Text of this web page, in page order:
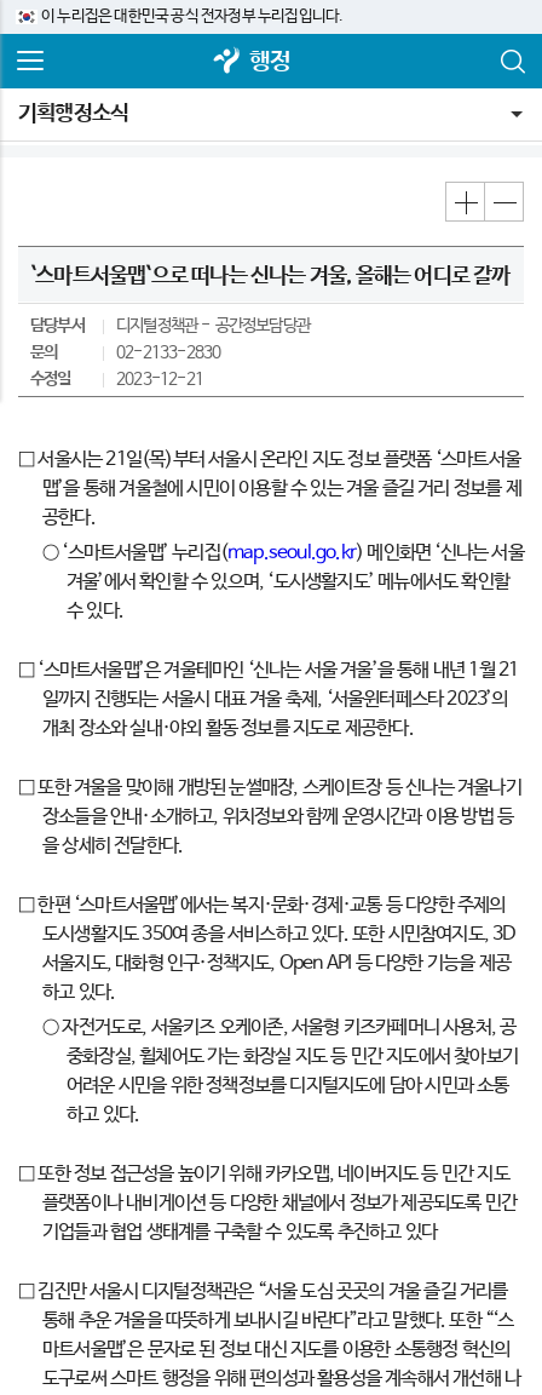
이 누리집은 대한민국 공식 전자정부 누리집입니다.
행정
기획행정소식
`스마트서울맵`으로 떠나는 신나는 겨울, 올해는 어디로 갈까
담당부서 디지털정책관
공간정보담당관
문의
02-2133-2830
수정일
2023-12-21
□ 서울시는 21일(목)부터 서울시 온라인 지도 정보 플랫폼 ‘스마트서울
맵’을 통해 겨울철에 시민이 이용할 수 있는 겨울 즐길 거리 정보를 제
공한다.
○ ‘스마트서울맵’ 누리집(map.seoul.go.kr) 메인화면 ‘신나는 서울
겨울’에서 확인할 수 있으며, ‘도시생활지도’ 메뉴에서도 확인할
수 있다.
□ ‘스마트서울맵’은 겨울테마인 ‘신나는 서울 겨울’을 통해 내년 1월 21
일까지 진행되는 서울시 대표 겨울 축제, ‘서울윈터페스타 2023’의
개최 장소와 실내·야외 활동 정보를 지도로 제공한다.
□ 또한 겨울을 맞이해 개방된 눈썰매장, 스케이트장 등 신나는 겨울나기
장소들을 안내·소개하고, 위치정보와 함께 운영시간과 이용 방법 등
을 상세히 전달한다.
□ 한편 ‘스마트서울맵’에서는 복지·문화·경제·교통 등 다양한 주제의
도시생활지도 350여 종을 서비스하고 있다. 또한 시민참여지도, 3D
서울지도, 대화형 인구·정책지도, Open API 등 다양한 기능을 제공
하고 있다.
○ 자전거도로, 서울키즈 오케이존, 서울형 키즈카페머니 사용처, 공
중화장실, 휠체어도 가는 화장실 지도 등 민간 지도에서 찾아보기
어려운 시민을 위한 정책정보를 디지털지도에 담아 시민과 소통
하고 있다.
□ 또한 정보 접근성을 높이기 위해 카카오맵, 네이버지도 등 민간 지도
플랫폼이나 내비게이션 등 다양한 채널에서 정보가 제공되도록 민간
기업들과 협업 생태계를 구축할 수 있도록 추진하고 있다
□ 김진만 서울시 디지털정책관은 “서울 도심 곳곳의 겨울 즐길 거리를
통해 추운 겨울을 따뜻하게 보내시길 바란다”라고 말했다. 또한 “‘스
마트서울맵’은 문자로 된 정보 대신 지도를 이용한 소통행정 혁신의
도구로써 스마트 행정을 위해 편의성과 활용성을 계속해서 개선해 나